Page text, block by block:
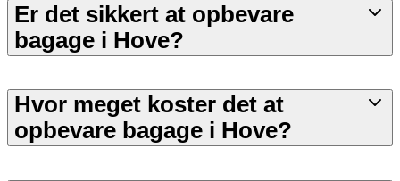
Er det sikkert at opbevare
bagage i Hove?
Hvor meget koster det at
opbevare bagage i Hove?